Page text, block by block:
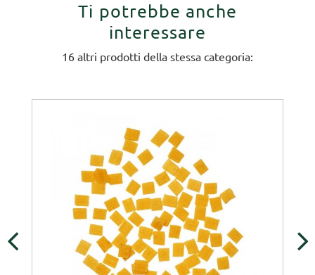
Ti potrebbe anche
interessare
16 altri prodotti della stessa categoria: